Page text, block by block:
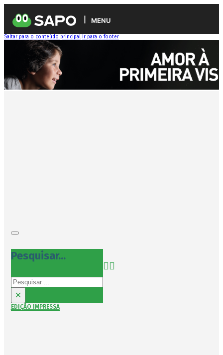
MENU
Saltar para o conteúdo principal Ir para o footer
Pesquisar...
Pesquisar
×
EDIÇÃO IMPRESSA